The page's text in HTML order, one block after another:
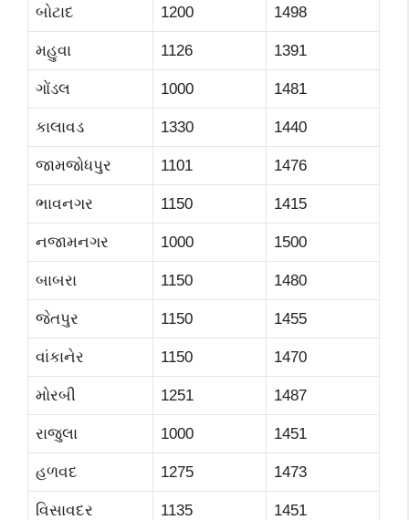
બોટાદ 1200 1498
મહુવા 1126 1391
ગોંડલ 1000 1481
કાલાવડ 1330 1440
જામજોધપુર 1101 1476
ભાવનગર 1150 1415
નજામનગર 1000 1500
બાબરા 1150 1480
જેતપુર 1150 1455
વાંકાનેર 1150 1470
મોરબી 1251 1487
રાજુલા 1000 1451
હળવદ 1275 1473
વિસાવદર 1135 1451